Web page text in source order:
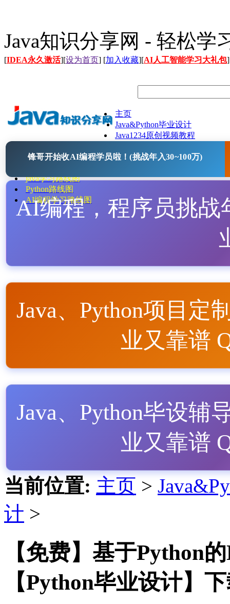
Java知识分享网 - 轻松学
[IDEA永久激活][设为首页] [加入收藏][AI人工智能学习大礼包]
主页
Java&Python毕业设计
Java1234原创视频教程
Java开源项目
java学习路线图
Python路线图
AI编程学习路线图
锋哥开始收AI编程学员啦！(挑战年入30~100万)
AI编程，程序员挑战
Java、Python项目定
业又靠谱
Java、Python毕设辅
业又靠谱
当前位置: 主页 >
计 >
【免费】基于Python
【Python毕业设计】